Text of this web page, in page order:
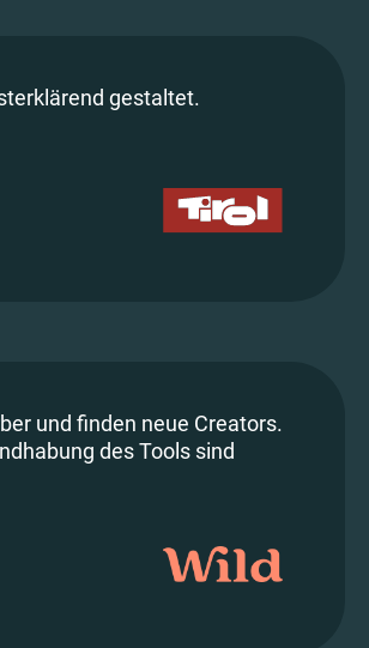
gestaltet.
und finden neue Creators.
des Tools sind